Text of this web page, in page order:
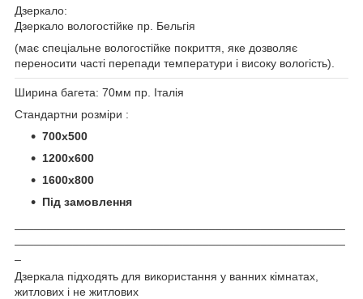
Дзеркало:
Дзеркало вологостійке пр. Бельгія
(має спеціальне вологостійке покриття, яке дозволяє
переносити часті перепади температури і високу вологість).
Ширина багета: 70мм пр. Італія
Стандартни розміри :
700х500
1200х600
1600х800
Під замовлення
Дзеркала підходять для використання у ванних кімнатах,
житлових і не житлових